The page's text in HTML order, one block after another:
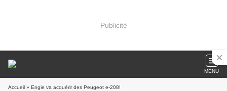
Publicité
MENU
Accueil » Engie va acquérir des Peugeot e-208!